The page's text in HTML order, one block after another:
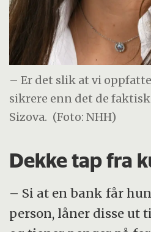
– Er det slik at vi
sikrere enn det de faktisk
Sizova. (Foto: NHH)
Dekke tap fra
– Si at en bank får
person, låner disse ut